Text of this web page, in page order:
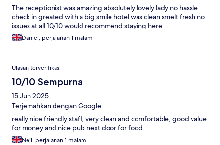
The receptionist was amazing absolutely lovely lady no hassle
check in greated with a big smile hotel was clean smelt fresh no
issues at all 10/10 would recommend staying here.
Daniel, perjalanan 1 malam
Ulasan terverifikasi
10/10 Sempurna
15 Jun 2025
Terjemahkan dengan Google
really nice friendly staff, very clean and comfortable, good value
for money and nice pub next door for food.
Neil, perjalanan 1 malam